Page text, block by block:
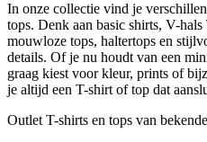
In onze collectie vind je
tops. Denk aan basic shirts, V-
mouwloze tops, haltertops en
details. Of je nu houdt van een
graag kiest voor kleur, prints of
je altijd een T-shirt of top dat
Outlet T-shirts en tops van